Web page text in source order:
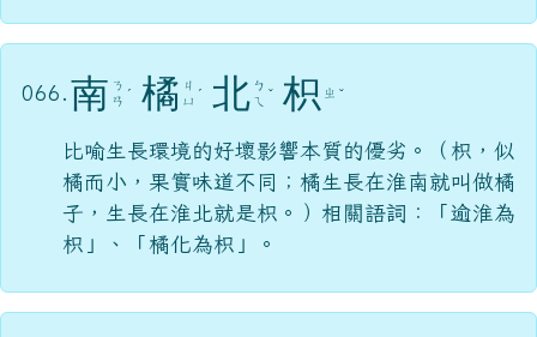
066. 南 ㄋ
ㄢ ˊ 橘 ㄐ
ㄩ ˊ 北 ㄅ
ㄟ ˇ 枳 ㄓ ˇ
比喻生長環境的好壞影響本質的優劣。（枳，似
橘而小，果實味道不同；橘生長在淮南就叫做橘
子，生長在淮北就是枳。）相關語詞：「逾淮為
枳」、「橘化為枳」。